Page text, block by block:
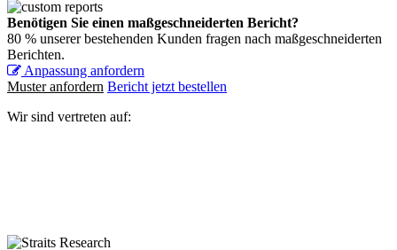
Benötigen Sie einen maßgeschneiderten Bericht?
80 % unserer bestehenden Kunden fragen nach maßgeschneiderten
Berichten.
Anpassung anfordern
Muster anfordern Bericht jetzt bestellen
Wir sind vertreten auf: